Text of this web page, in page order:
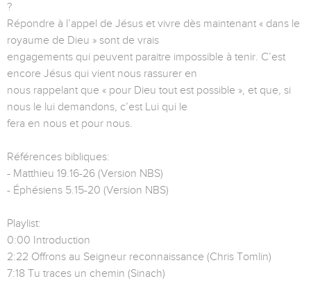
?
Répondre à l’appel de Jésus et vivre dès maintenant « dans le
royaume de Dieu » sont de vrais
engagements qui peuvent paraitre impossible à tenir. C’est
encore Jésus qui vient nous rassurer en
nous rappelant que « pour Dieu tout est possible », et que, si
nous le lui demandons, c’est Lui qui le
fera en nous et pour nous.
Références bibliques:
- Matthieu 19.16-26 (Version NBS)
- Éphésiens 5.15-20 (Version NBS)
Playlist:
0:00 Introduction
2:22 Offrons au Seigneur reconnaissance (Chris Tomlin)
7:18 Tu traces un chemin (Sinach)